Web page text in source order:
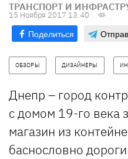
ТРАНСПОРТ И
15 Ноября 2017 13:40
Поделиться
ОБЗОРЫ ДИЗАЙНЕРЫ
Днепр – город
с домом 19-го века
магазин из
баснословно